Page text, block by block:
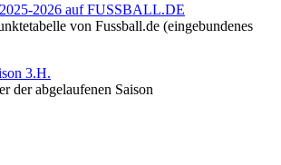
2026 auf FUSSBALL.DE
von Fussball.de (eingebundenes
3.H.
der abgelaufenen Saison